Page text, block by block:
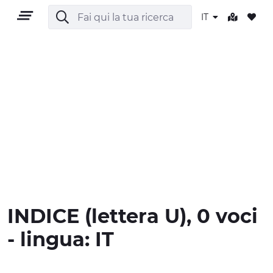
IT
CULTURA
INDICE (lettera U), 0 voci
- lingua: IT